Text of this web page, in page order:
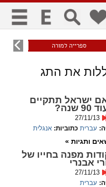
title
סימון כותרות
התקרב
ספרייה למורה עוני
את התג
ישראל תתקיים
שנה?
27/11/13
עברית כתוביות: אנגלית
ותגיות »
מפנה בחייו של
אבנרי
27/11/13
עברית